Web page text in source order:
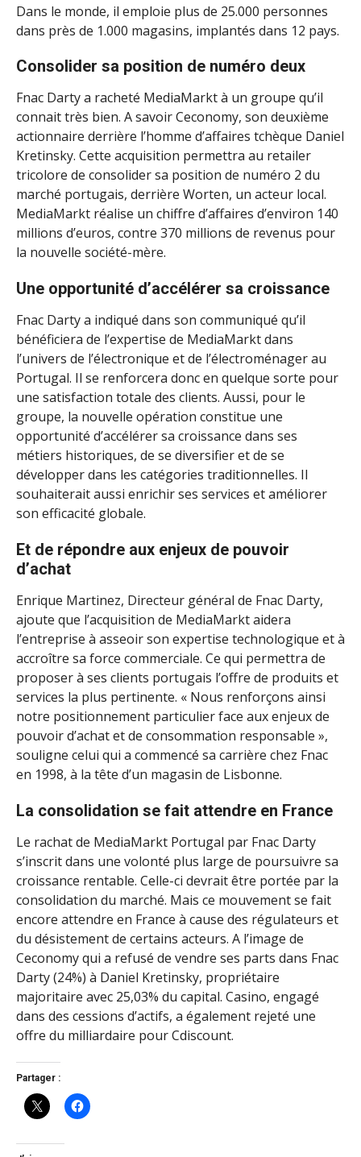
Dans le monde, il emploie plus de 25.000 personnes
dans près de 1.000 magasins, implantés dans 12 pays.
Consolider sa position de numéro deux
Fnac Darty a racheté MediaMarkt à un groupe qu’il
connait très bien. A savoir Ceconomy, son deuxième
actionnaire derrière l’homme d’affaires tchèque Daniel
Kretinsky. Cette acquisition permettra au retailer
tricolore de consolider sa position de numéro 2 du
marché portugais, derrière Worten, un acteur local.
MediaMarkt réalise un chiffre d’affaires d’environ 140
millions d’euros, contre 370 millions de revenus pour
la nouvelle société-mère.
Une opportunité d’accélérer sa croissance
Fnac Darty a indiqué dans son communiqué qu’il
bénéficiera de l’expertise de MediaMarkt dans
l’univers de l’électronique et de l’électroménager au
Portugal. Il se renforcera donc en quelque sorte pour
une satisfaction totale des clients. Aussi, pour le
groupe, la nouvelle opération constitue une
opportunité d’accélérer sa croissance dans ses
métiers historiques, de se diversifier et de se
développer dans les catégories traditionnelles. Il
souhaiterait aussi enrichir ses services et améliorer
son efficacité globale.
Et de répondre aux enjeux de pouvoir
d’achat
Enrique Martinez, Directeur général de Fnac Darty,
ajoute que l’acquisition de MediaMarkt aidera
l’entreprise à asseoir son expertise technologique et à
accroître sa force commerciale. Ce qui permettra de
proposer à ses clients portugais l’offre de produits et
services la plus pertinente. « Nous renforçons ainsi
notre positionnement particulier face aux enjeux de
pouvoir d’achat et de consommation responsable »,
souligne celui qui a commencé sa carrière chez Fnac
en 1998, à la tête d’un magasin de Lisbonne.
La consolidation se fait attendre en France
Le rachat de MediaMarkt Portugal par Fnac Darty
s’inscrit dans une volonté plus large de poursuivre sa
croissance rentable. Celle-ci devrait être portée par la
consolidation du marché. Mais ce mouvement se fait
encore attendre en France à cause des régulateurs et
du désistement de certains acteurs. A l’image de
Ceconomy qui a refusé de vendre ses parts dans Fnac
Darty (24%) à Daniel Kretinsky, propriétaire
majoritaire avec 25,03% du capital. Casino, engagé
dans des cessions d’actifs, a également rejeté une
offre du milliardaire pour Cdiscount.
Partager :